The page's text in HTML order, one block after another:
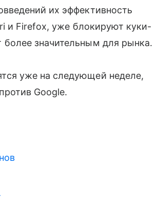
их эффективность
и Firefox, уже блокируют куки-
значительным для рынка.
уже на следующей неделе,
Google.